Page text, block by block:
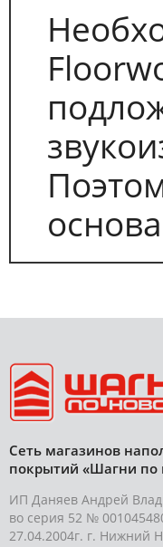
Сеть магазинов
покрытий «Шагни по
ИП Даняев Андрей
во серия 52 №
27.04.2004г. г. Нижний